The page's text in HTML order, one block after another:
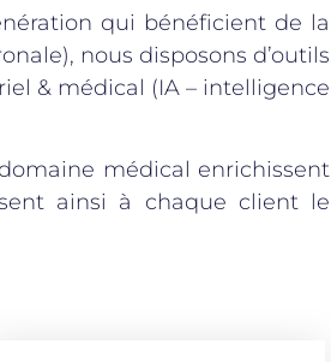
qui bénéficient de la
nous disposons d’outils
& médical (IA – intelligence
médical enrichissent
ainsi à chaque client le